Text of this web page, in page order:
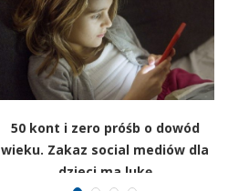
50 kont i zero próśb o dowód
wieku. Zakaz social mediów dla
dzieci ma lukę